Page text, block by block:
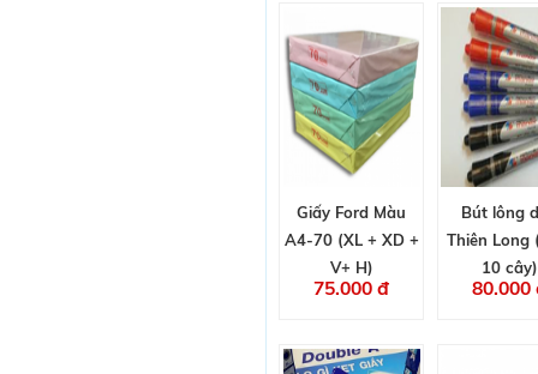
Giấy Ford Màu
A4-70 (XL + XD +
V+ H)
75.000 đ
Bút lông
Thiên Long
10 cây)
80.000